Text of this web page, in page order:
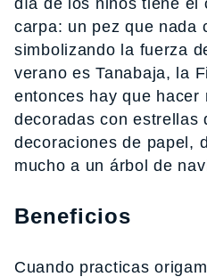
carpa: un pez que nada
simbolizando la fuerza
verano es Tanabaja, la
entonces hay que hacer
decoradas con estrellas
decoraciones de papel,
mucho a un árbol de
Beneficios
Cuando practicas